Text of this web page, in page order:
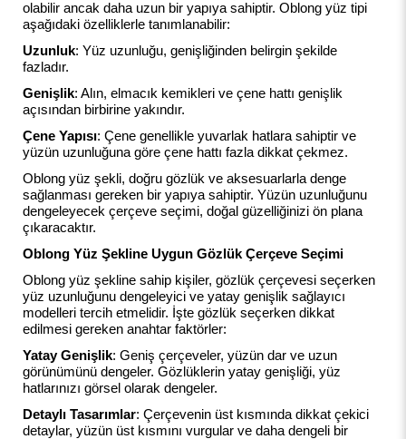
olabilir ancak daha uzun bir yapıya sahiptir. Oblong yüz tipi
aşağıdaki özelliklerle tanımlanabilir:
Uzunluk: Yüz uzunluğu, genişliğinden belirgin şekilde
fazladır.
Genişlik: Alın, elmacık kemikleri ve çene hattı genişlik
açısından birbirine yakındır.
Çene Yapısı: Çene genellikle yuvarlak hatlara sahiptir ve
yüzün uzunluğuna göre çene hattı fazla dikkat çekmez.
Oblong yüz şekli, doğru gözlük ve aksesuarlarla denge
sağlanması gereken bir yapıya sahiptir. Yüzün uzunluğunu
dengeleyecek çerçeve seçimi, doğal güzelliğinizi ön plana
çıkaracaktır.
Oblong Yüz Şekline Uygun Gözlük Çerçeve Seçimi
Oblong yüz şekline sahip kişiler, gözlük çerçevesi seçerken
yüz uzunluğunu dengeleyici ve yatay genişlik sağlayıcı
modelleri tercih etmelidir. İşte gözlük seçerken dikkat
edilmesi gereken anahtar faktörler:
Yatay Genişlik: Geniş çerçeveler, yüzün dar ve uzun
görünümünü dengeler. Gözlüklerin yatay genişliği, yüz
hatlarınızı görsel olarak dengeler.
Detaylı Tasarımlar: Çerçevenin üst kısmında dikkat çekici
detaylar, yüzün üst kısmını vurgular ve daha dengeli bir